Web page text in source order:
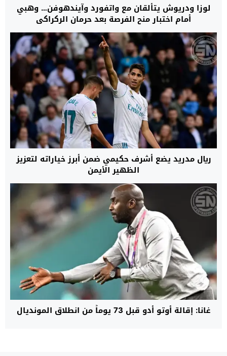
لوزا ودريوش يتألقان مع واتفورد وآيندهوفن… وهبي
أمام اختبار منح الفرصة بعد حرمان الركراكي
ريال مدريد يضع أشرف حكيمي ضمن أبرز خياراته لتعزيز
الظهير الأيمن
غانا: إقالة أوتو أدو قبل 73 يوماً من انطلاق المونديال